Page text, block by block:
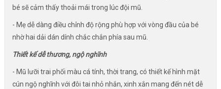
bé sẽ cảm thấy thoải mái trong lúc đội mũ.
- Mẹ dễ dàng điều chỉnh độ rộng phù hợp với vòng đầu của bé
nhờ hai dải dán dính chắc chắn phía sau mũ.
Thiết kế dễ thương, ngộ nghĩnh
- Mũ lưỡi trai phối màu cá tính, thời trang, có thiết kế hình mặt
cún ngộ nghĩnh với đôi tai nhỏ nhắn, xinh xắn mang đến nét dễ